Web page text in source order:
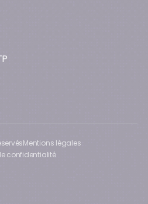
Mentions légales
confidentialité